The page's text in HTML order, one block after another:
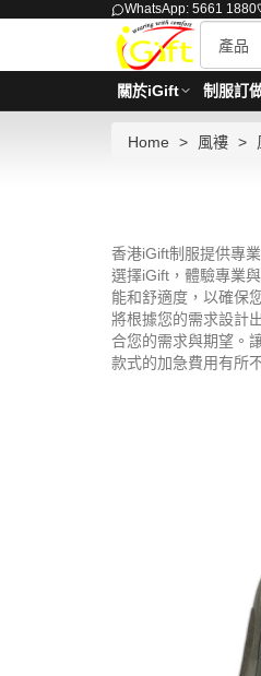
WhatsApp: 5661 1880
關於iGift 制服訂
Home 風褸
香港iGift制服提供專
選擇iGift，體驗專業
能和舒適度，以確保
將根據您的需求設計
合您的需求與期望。
款式的加急費用有所